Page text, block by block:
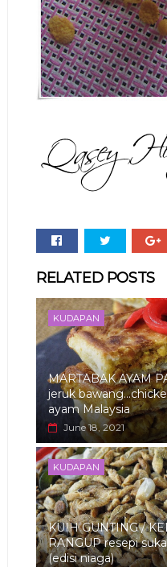
RELATED POSTS
KUDAPAN
MARTABAK AYAM
jeruk
ayam Malaysia
June 18, 2021
KUDAPAN
KUIH GUNTING /
RANGUP resepi
(edisi niaga)